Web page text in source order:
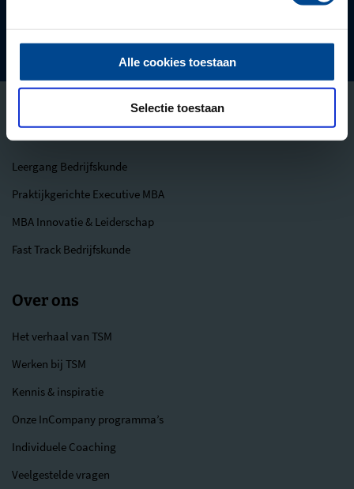
Alle cookies toestaan
Selectie toestaan
Opleidingen
Leergang Bedrijfskunde
Praktijkgerichte Executive MBA
MBA Innovatie & Leiderschap
Fast Track Bedrijfskunde
Over ons
Het verhaal van TSM
Werken bij TSM
Kennis & inspiratie
Onze InCompany programma’s
Individuele Coaching
Veelgestelde vragen